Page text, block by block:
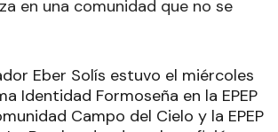
en una comunidad que no se
Eber Solís estuvo el miércoles
Identidad Formoseña en la EPEP
Campo del Cielo y la EPEP